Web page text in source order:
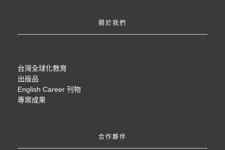
關於我們
台灣全球化教育
出版品
English Career 刊物
專案成果
合作夥伴